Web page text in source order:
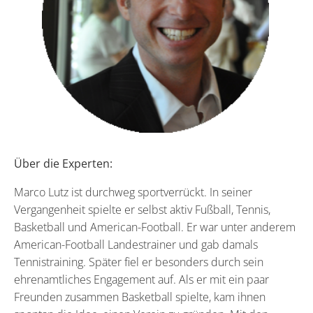
Über die Experten:
Marco Lutz ist durchweg sportverrückt. In seiner
Vergangenheit spielte er selbst aktiv Fußball, Tennis,
Basketball und American-Football. Er war unter anderem
American-Football Landestrainer und gab damals
Tennistraining. Später fiel er besonders durch sein
ehrenamtliches Engagement auf. Als er mit ein paar
Freunden zusammen Basketball spielte, kam ihnen